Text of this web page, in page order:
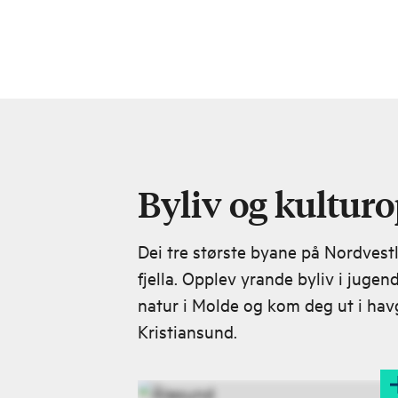
Byliv og
Dei tre største byane på
fjella. Opplev yrande byliv i
natur i Molde og kom deg ut i
Kristiansund.